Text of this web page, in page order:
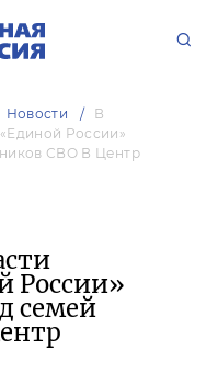
Новости
В
России»
СВО В Центр
России»
семей